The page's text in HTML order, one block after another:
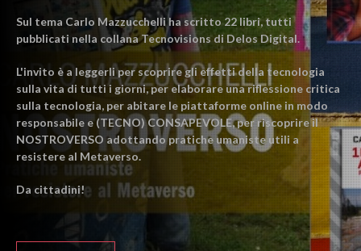
Sul tema Carlo Mazzucchelli ha scritto 22 libri, tutti
pubblicati nella collana Tecnovisions di Delos Digital.
L'invito è a leggerli per scoprire gli effetti della tecnologia
sulla vita di tutti i giorni, per elaborare una riflessione critica
sulla tecnologia, per abitare le piattaforme online in modo
responsabile e (TECNO) CONSAPEVOLE, per riscoprire il
NOSTROVERSO adottando pratiche umaniste utili a
resistere al Metaverso.
Da cittadini!